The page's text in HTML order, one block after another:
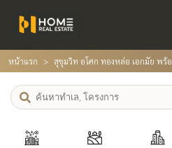
หน้าแรก สุขุมวิท อโศก ทองหล่อ เอกมัย พร้